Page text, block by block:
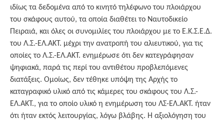
ιδίως τα δεδομένα από το κινητό τηλέφωνο του πλοιάρχου
του σκάφους αυτού, τα οποία διαθέτει το Ναυτοδικείο
Πειραιά, και όλες οι συνομιλίες του πλοιάρχου με το Ε.Κ.Σ.Ε.Δ.
του Λ.Σ.-ΕΛ.ΑΚΤ. μέχρι την ανατροπή του αλιευτικού, για τις
οποίες το Λ.Σ.-ΕΛ.ΑΚΤ. ενημέρωσε ότι δεν κατεγράφησαν
ψηφιακά, παρά τις περί του αντιθέτου προβλεπόμενες
διατάξεις. Ομοίως, δεν τέθηκε υπόψη της Αρχής το
καταγραφικό υλικό από τις κάμερες του σκάφους του Λ.Σ.-
ΕΛ.ΑΚΤ., για το οποίο υλικό η ενημέρωση του ΛΣ-ΕΛ.ΑΚΤ. ήταν
ότι ήταν εκτός λειτουργίας, λόγω βλάβης. Η αξιολόγηση του